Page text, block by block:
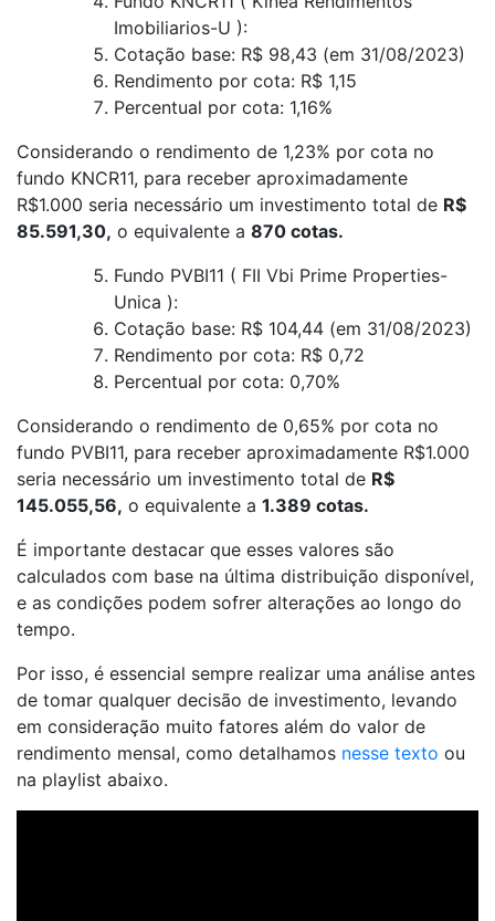
Imobiliarios-U ):
Cotação base: R$ 98,43 (em 31/08/2023)
Rendimento por cota: R$ 1,15
Percentual por cota: 1,16%
Considerando o rendimento de 1,23% por cota no
fundo KNCR11, para receber aproximadamente
R$1.000 seria necessário um investimento total de R$
85.591,30, o equivalente a 870 cotas.
Fundo PVBI11 ( FII Vbi Prime Properties-
Unica ):
Cotação base: R$ 104,44 (em 31/08/2023)
Rendimento por cota: R$ 0,72
Percentual por cota: 0,70%
Considerando o rendimento de 0,65% por cota no
fundo PVBI11, para receber aproximadamente R$1.000
seria necessário um investimento total de R$
145.055,56, o equivalente a 1.389 cotas.
É importante destacar que esses valores são
calculados com base na última distribuição disponível,
e as condições podem sofrer alterações ao longo do
tempo.
Por isso, é essencial sempre realizar uma análise antes
de tomar qualquer decisão de investimento, levando
em consideração muito fatores além do valor de
rendimento mensal, como detalhamos nesse texto ou
na playlist abaixo.